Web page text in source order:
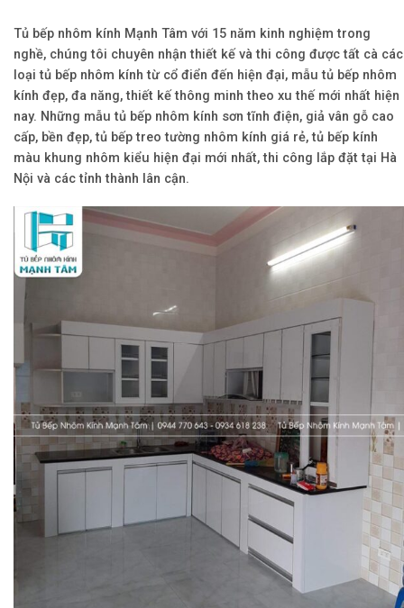
Tủ bếp nhôm kính Mạnh Tâm với 15 năm kinh nghiệm trong
nghề, chúng tôi chuyên nhận thiết kế và thi công được tất cà các
loại tủ bếp nhôm kính từ cổ điển đến hiện đại, mẫu tủ bếp nhôm
kính đẹp, đa năng, thiết kế thông minh theo xu thế mới nhất hiện
nay. Những mẫu tủ bếp nhôm kính sơn tĩnh điện, giả vân gỗ cao
cấp, bền đẹp, tủ bếp treo tường nhôm kính giá rẻ, tủ bếp kính
màu khung nhôm kiểu hiện đại mới nhất, thi công lắp đặt tại Hà
Nội và các tỉnh thành lân cận.